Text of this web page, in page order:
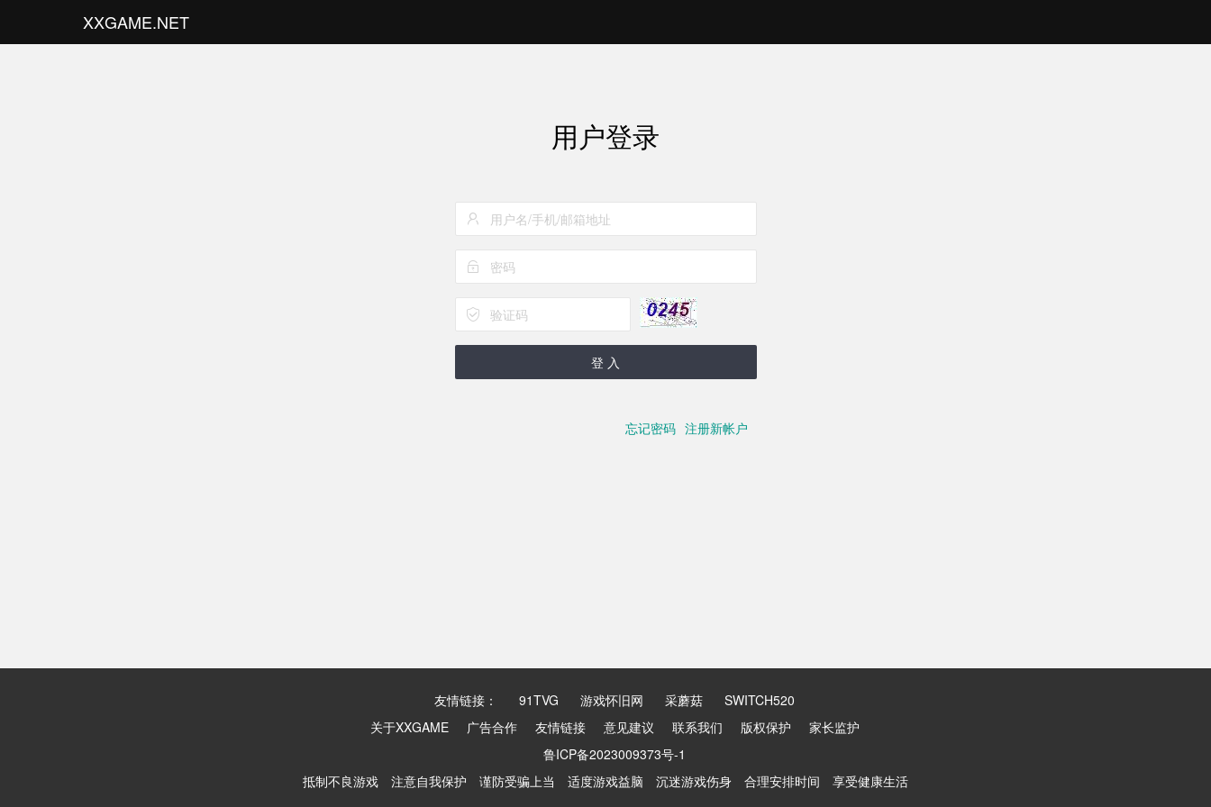
XXGAME.NET
用户登录
登 入
注册新帐户
忘记密码
友情链接： 91TVG 游戏怀旧网 采蘑菇
SWITCH520
关于XXGAME
广告合作 友情链接 意见建议 联系我们 版权保护
家长监护
鲁ICP备2023009373号-1
抵制不良游戏 注意自我保护 谨防受骗上当 适度游戏益脑 沉迷游戏伤身 合理安排时间 享受健康生活